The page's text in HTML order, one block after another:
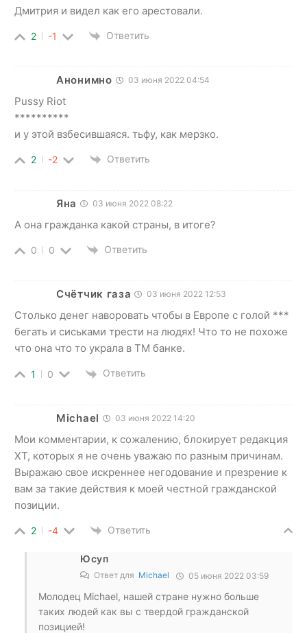
Дмитрия и видел как его арестовали.
2 -1 Ответить
Анонимно 03 июня 2022 04:54
Pussy Riot
**********
и у этой взбесившаяся. тьфу, как мерзко.
2 -2 Ответить
Яна 03 июня 2022 08:22
А она гражданка какой страны, в итоге?
0 0 Ответить
Счётчик газа 03 июня 2022 12:53
Столько денег наворовать чтобы в Европе с голой ***
бегать и сиськами трести на людях! Что то не похоже
что она что то украла в ТМ банке.
1 0 Ответить
Michael 03 июня 2022 14:20
Мои комментарии, к сожалению, блокирует редакция
ХТ, которых я не очень уважаю по разным причинам.
Выражаю свое искреннее негодование и презрение к
вам за такие действия к моей честной гражданской
позиции.
2 -4 Ответить
Юсуп
Ответ для Michael 05 июня 2022 03:59
Молодец Michael, нашей стране нужно больше
таких людей как вы с твердой гражданской
позицией!